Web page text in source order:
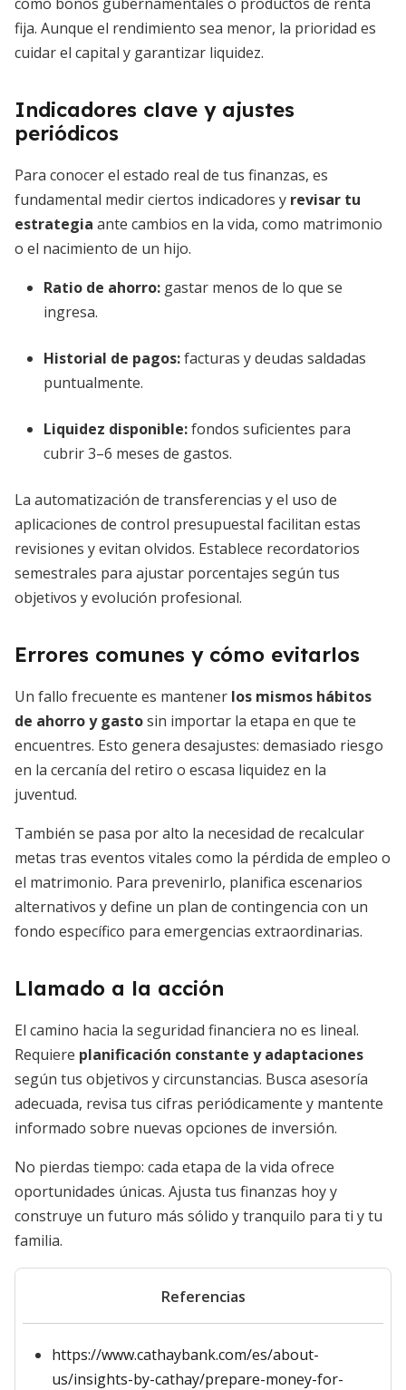
fija. Aunque el rendimiento sea menor, la prioridad es
cuidar el capital y garantizar liquidez.
Indicadores clave y ajustes
periódicos
Para conocer el estado real de tus finanzas, es
fundamental medir ciertos indicadores y revisar tu
estrategia ante cambios en la vida, como matrimonio
o el nacimiento de un hijo.
Ratio de ahorro: gastar menos de lo que se
ingresa.
Historial de pagos:facturas y deudas saldadas
puntualmente.
Liquidez disponible:fondos suficientes para
cubrir 3–6 meses de gastos.
La automatización de transferencias y el uso de
aplicaciones de control presupuestal facilitan estas
revisiones y evitan olvidos. Establece recordatorios
semestrales para ajustar porcentajes según tus
objetivos y evolución profesional.
Errores comunes y cómo evitarlos
Un fallo frecuente es mantener los mismos hábitos
de ahorro y gastosin importar la etapa en que te
encuentres. Esto genera desajustes: demasiado riesgo
en la cercanía del retiro o escasa liquidez en la
juventud.
También se pasa por alto la necesidad de recalcular
metas tras eventos vitales como la pérdida de empleo o
el matrimonio. Para prevenirlo, planifica escenarios
alternativos y define un plan de contingencia con un
fondo específico para emergencias extraordinarias.
Llamado a la acción
El camino hacia la seguridad financiera no es lineal.
Requiere planificación constante y adaptaciones
según tus objetivos y circunstancias. Busca asesoría
adecuada, revisa tus cifras periódicamente y mantente
informado sobre nuevas opciones de inversión.
No pierdas tiempo: cada etapa de la vida ofrece
oportunidades únicas. Ajusta tus finanzas hoy y
construye un futuro más sólido y tranquilo para ti y tu
familia.
Referencias
https://www.cathaybank.com/es/about-
us/insights-by-cathay/prepare-money-for-